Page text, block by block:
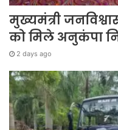
मुख्यमंत्री
को मिले अनुकंपा
2 days ago